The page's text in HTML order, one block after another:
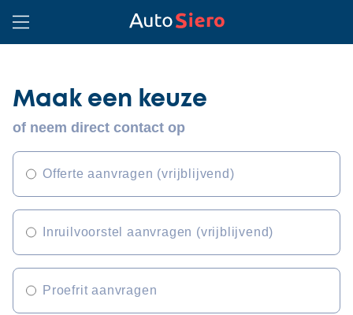
Maak een keuze
of neem direct contact op
Offerte aanvragen (vrijblijvend)
Inruilvoorstel aanvragen (vrijblijvend)
Proefrit aanvragen